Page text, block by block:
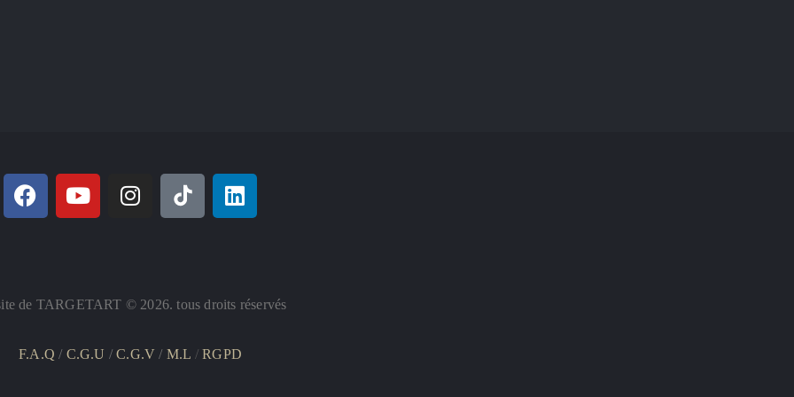
de TARGETART © 2026. tous droits réservés
F.A.Q / C.G.U /C.G.V/ M.L /RGPD